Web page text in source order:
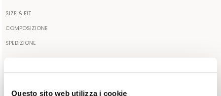
Questo sito web utilizza i cookie
SIZE & FIT
COMPOSIZIONE
SPEDIZIONE
La modella è alta 179 e indossa una taglia IT42
33% POLIESTERE, 30% COTONE, 23% LINO, 10% ACRILICO, 1%
spedizione per monitorare lo stato della spedizione lungo il
SELEZIONA UNA TAGLIA